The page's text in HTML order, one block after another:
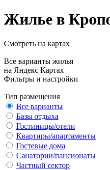
Жилье в
Смотреть на картах
Все варианты жилья
на Яндекс Картах
Фильтры и настройки
Тип размещения
Все варианты
Базы отдыха
Гостиницы/отели
Квартиры/апартаменты
Гостевые дома
Санатории/пансионаты
Частный сектор